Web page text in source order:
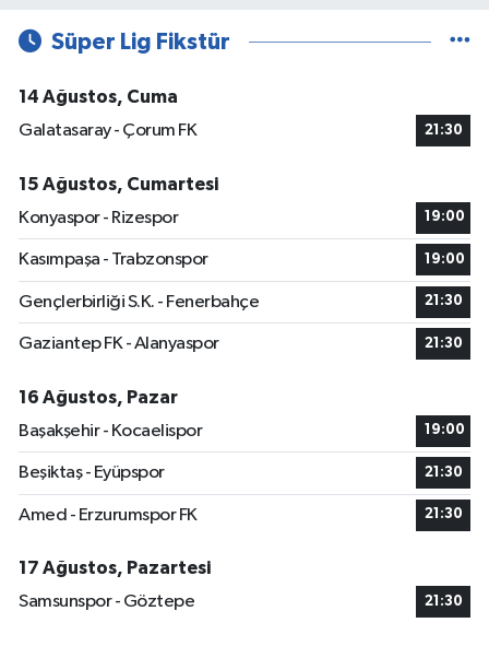
Süper Lig Fikstür
14 Ağustos, Cuma
Galatasaray - Çorum FK
21:30
15 Ağustos, Cumartesi
Konyaspor - Rizespor
19:00
Kasımpaşa - Trabzonspor 19:00
Gençlerbirliği S.K. - Fenerbahçe 21:30
Gaziantep FK - Alanyaspor 21:30
16 Ağustos, Pazar
Başakşehir - Kocaelispor
19:00
Beşiktaş - Eyüpspor 21:30
Amed - Erzurumspor FK 21:30
17 Ağustos, Pazartesi
Samsunspor - Göztepe
21:30